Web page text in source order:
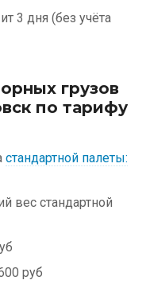
3 дня (без учёта
грузов
по тарифу
стандартной палеты:
вес стандартной
руб